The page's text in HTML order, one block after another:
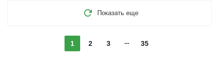
Показать еще
1 2 3 35